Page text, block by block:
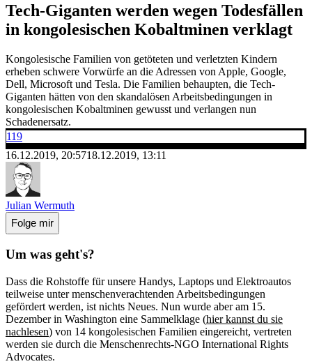
Tech-Giganten werden wegen Todesfällen
in kongolesischen Kobaltminen verklagt
Kongolesische Familien von getöteten und verletzten Kindern
erheben schwere Vorwürfe an die Adressen von Apple, Google,
Dell, Microsoft und Tesla. Die Familien behaupten, die Tech-
Giganten hätten von den skandalösen Arbeitsbedingungen in
kongolesischen Kobaltminen gewusst und verlangen nun
Schadenersatz.
119
16.12.2019, 20:5718.12.2019, 13:11
Julian Wermuth
Folge mir
Um was geht's?
Dass die Rohstoffe für unsere Handys, Laptops und Elektroautos
teilweise unter menschenverachtenden Arbeitsbedingungen
gefördert werden, ist nichts Neues. Nun wurde aber am 15.
Dezember in Washington eine Sammelklage (hier kannst du sie
nachlesen) von 14 kongolesischen Familien eingereicht, vertreten
werden sie durch die Menschenrechts-NGO International Rights
Advocates.